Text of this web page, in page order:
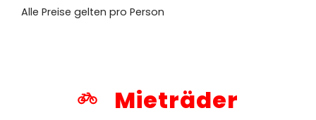
Alle Preise gelten pro Person
Mieträder